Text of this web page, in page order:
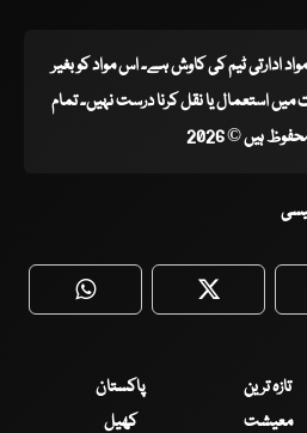
مواد ادارتی ٹیم کی کاوش ہے۔ اس مواد کو بغیر
استعمال یا نقل کرنا درست نہیں۔ تمام
ہیں © 2026
WhatsApp Twitter
تازہ ترین
پاکستان
معیشت کھیل